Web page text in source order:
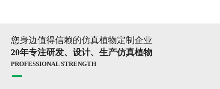
您身边值得信赖的仿真植物定制企业
20年专注研发、设计、生产仿真植物
PROFESSIONAL STRENGTH